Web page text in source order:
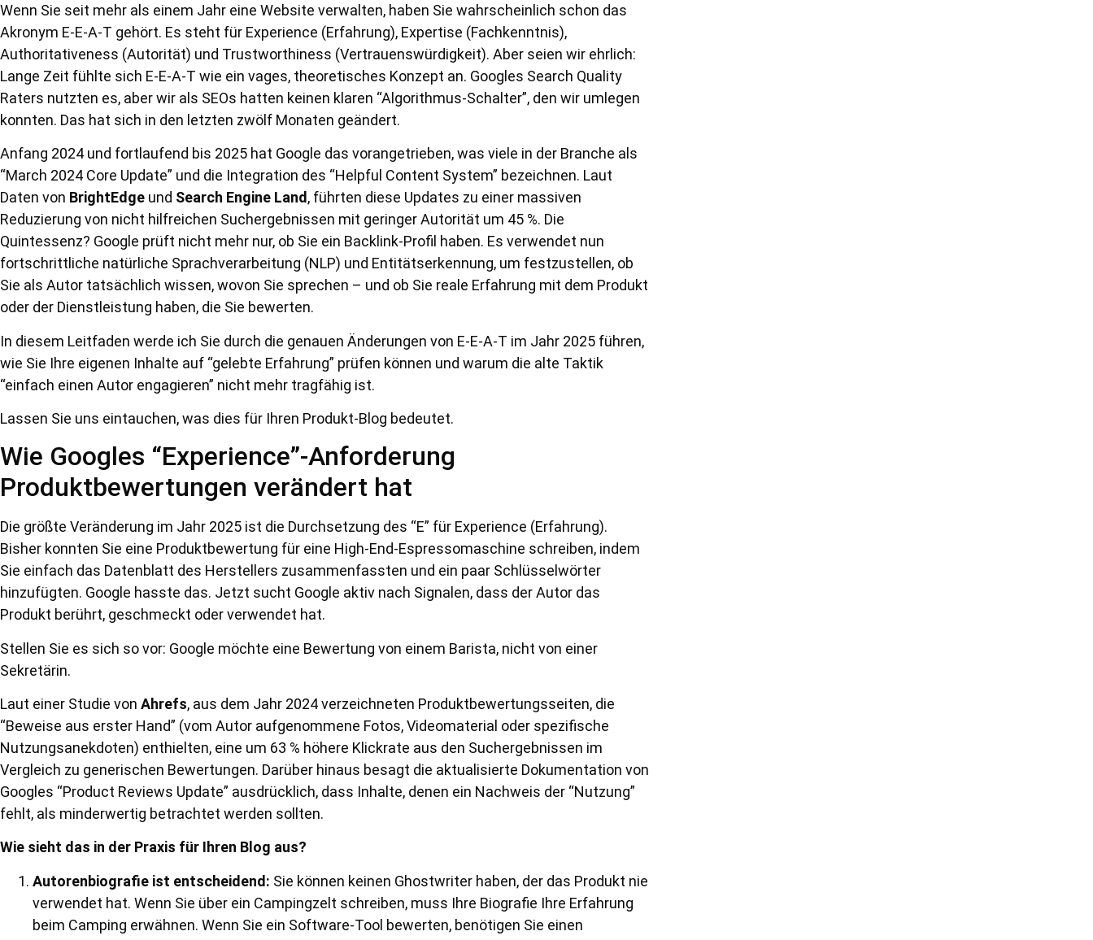
Wenn Sie seit mehr als einem Jahr eine Website verwalten, haben Sie wahrscheinlich schon das
Akronym E-E-A-T gehört. Es steht für Experience (Erfahrung), Expertise (Fachkenntnis),
Authoritativeness (Autorität) und Trustworthiness (Vertrauenswürdigkeit). Aber seien wir ehrlich:
Lange Zeit fühlte sich E-E-A-T wie ein vages, theoretisches Konzept an. Googles Search Quality
Raters nutzten es, aber wir als SEOs hatten keinen klaren “Algorithmus-Schalter”, den wir umlegen
konnten. Das hat sich in den letzten zwölf Monaten geändert.
Anfang 2024 und fortlaufend bis 2025 hat Google das vorangetrieben, was viele in der Branche als
“March 2024 Core Update” und die Integration des “Helpful Content System” bezeichnen. Laut
Daten von BrightEdge und Search Engine Land , führten diese Updates zu einer massiven
Reduzierung von nicht hilfreichen Suchergebnissen mit geringer Autorität um 45 %. Die
Quintessenz? Google prüft nicht mehr nur, ob Sie ein Backlink-Profil haben. Es verwendet nun
fortschrittliche natürliche Sprachverarbeitung (NLP) und Entitätserkennung, um festzustellen, ob
Sie als Autor tatsächlich wissen, wovon Sie sprechen – und ob Sie reale Erfahrung mit dem Produkt
oder der Dienstleistung haben, die Sie bewerten.
In diesem Leitfaden werde ich Sie durch die genauen Änderungen von E-E-A-T im Jahr 2025 führen,
wie Sie Ihre eigenen Inhalte auf “gelebte Erfahrung” prüfen können und warum die alte Taktik
“einfach einen Autor engagieren” nicht mehr tragfähig ist.
Lassen Sie uns eintauchen, was dies für Ihren Produkt-Blog bedeutet.
Wie Googles “Experience”-Anforderung
Produktbewertungen verändert hat
Die größte Veränderung im Jahr 2025 ist die Durchsetzung des “E” für Experience (Erfahrung).
Bisher konnten Sie eine Produktbewertung für eine High-End-Espressomaschine schreiben, indem
Sie einfach das Datenblatt des Herstellers zusammenfassten und ein paar Schlüsselwörter
hinzufügten. Google hasste das. Jetzt sucht Google aktiv nach Signalen, dass der Autor das
Produkt berührt, geschmeckt oder verwendet hat.
Stellen Sie es sich so vor: Google möchte eine Bewertung von einem Barista, nicht von einer
Sekretärin.
Laut einer Studie von Ahrefs, aus dem Jahr 2024 verzeichneten Produktbewertungsseiten, die
“Beweise aus erster Hand” (vom Autor aufgenommene Fotos, Videomaterial oder spezifische
Nutzungsanekdoten) enthielten, eine um 63 % höhere Klickrate aus den Suchergebnissen im
Vergleich zu generischen Bewertungen. Darüber hinaus besagt die aktualisierte Dokumentation von
Googles “Product Reviews Update” ausdrücklich, dass Inhalte, denen ein Nachweis der “Nutzung”
fehlt, als minderwertig betrachtet werden sollten.
Wie sieht das in der Praxis für Ihren Blog aus?
Autorenbiografie ist entscheidend: Sie können keinen Ghostwriter haben, der das Produkt nie
verwendet hat. Wenn Sie über ein Campingzelt schreiben, muss Ihre Biografie Ihre Erfahrung
beim Camping erwähnen. Wenn Sie ein Software-Tool bewerten, benötigen Sie einen